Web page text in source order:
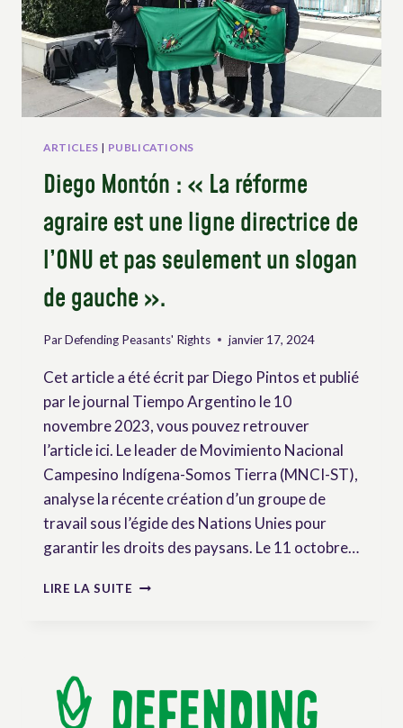
ARTICLES | PUBLICATIONS
Diego Montón : « La réforme
agraire est une ligne directrice de
l’ONU et pas seulement un slogan
de gauche ».
ParDefending Peasants' Rights janvier 17, 2024
Cet article a été écrit par Diego Pintos et publié
par le journal Tiempo Argentino le 10
novembre 2023, vous pouvez retrouver
l’article ici. Le leader de Movimiento Nacional
Campesino Indígena-Somos Tierra (MNCI-ST),
analyse la récente création d’un groupe de
travail sous l’égide des Nations Unies pour
garantir les droits des paysans. Le 11 octobre…
LIRE LA SUITE DIEGO
EST
UNE